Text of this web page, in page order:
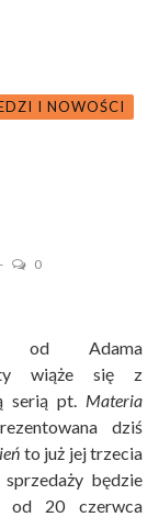
I NOWOŚCI
0
od Adama
wiąże się z
serią pt. Materia
dziś
to już jej trzecia
będzie
od 20 czerwca